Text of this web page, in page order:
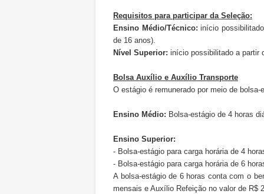
Requisitos para participar da Seleção:
Ensino Médio/Técnico: início
de 16 anos).
Nível Superior: início possibilitado a partir
Bolsa Auxílio e Auxílio Transporte
O estágio é remunerado por meio de
Ensino Médio: Bolsa-estágio de 4 horas
Ensino Superior:
- Bolsa-estágio para carga horária de 4
- Bolsa-estágio para carga horária de 6
A bolsa-estágio de 6 horas conta com o
mensais e Auxílio Refeição no valor de R$